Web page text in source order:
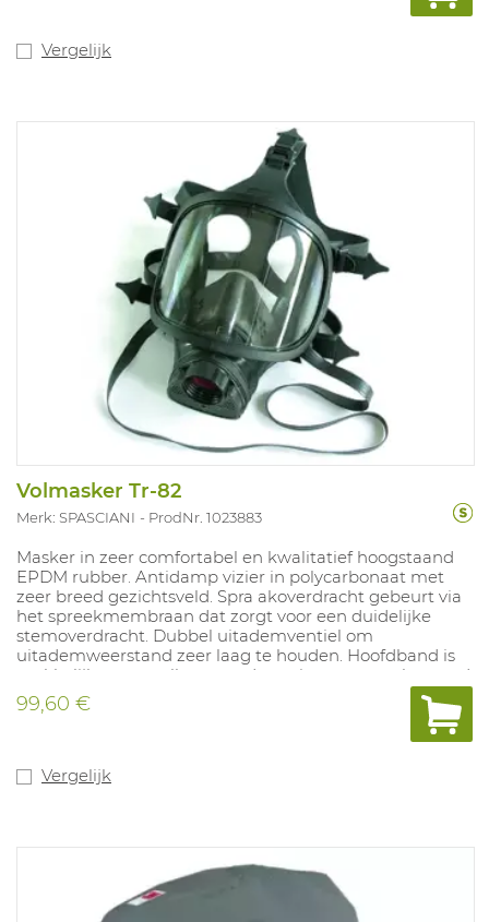
Vergelijk
Volmasker Tr-82
Merk: SPASCIANI ProdNr. 1023883
Masker in zeer comfortabel en kwalitatief hoogstaand
EPDM rubber. Antidamp vizier in polycarbonaat met
zeer breed gezichtsveld. Spra akoverdracht gebeurt via
het spreekmembraan dat zorgt voor een duidelijke
stemoverdracht. Dubbel uitademventiel om
uitademweerstand zeer laag te houden. Hoofdband is
makkelijk te verstellen, met draagriem om masker rond
de hals te hangen. Voorzien van standaard s
chroefdraadaansluiting EN 148 voor filters of
luchtslangen met gelijkaardige aansluiting. Geschikt
overeenstemming met: EN 136.
99,60 €
Vergelijk